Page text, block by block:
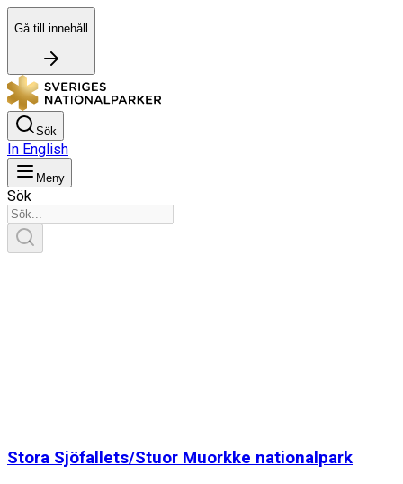
Gå till innehåll
Sök
In English
Meny
Sök
Stora Sjöfallets/Stuor Muorkke nationalpark